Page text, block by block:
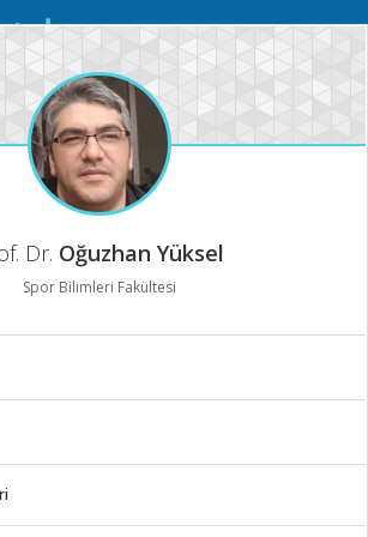
Mobil
Dr. Oğuzhan Yüksel
Spor Bilimleri Fakültesi